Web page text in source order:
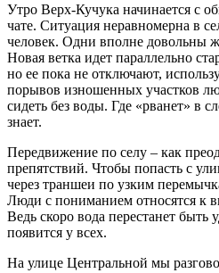
Утро Верх-Кучука начинается с
чате. Ситуация неравномерна в
человек. Одни вполне довольны
Новая ветка идет параллельно
но ее пока не отключают,
порывов изношенных участков
сидеть без воды. Где «рванет» в
знает.
Передвижение по селу – как
препятствий. Чтобы попасть с
через траншеи по узким
Люди с пониманием относятся к
Ведь скоро вода перестанет быть
появится у всех.
На улице Центральной мы